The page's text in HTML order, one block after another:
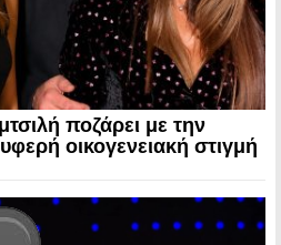
ποζάρει με την
οικογενειακή στιγμή